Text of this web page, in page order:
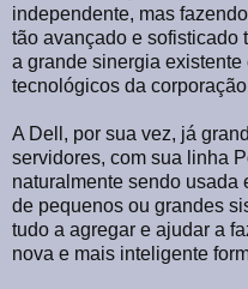
independente, mas
tão avançado e sofisticado
a grande sinergia existente
tecnológicos da
A Dell, por sua vez, já
servidores, com sua linha
naturalmente sendo usada
de pequenos ou grandes
tudo a agregar e ajudar a
nova e mais inteligente